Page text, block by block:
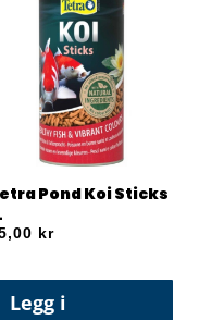
Pond Koi Sticks
kr
Legg i